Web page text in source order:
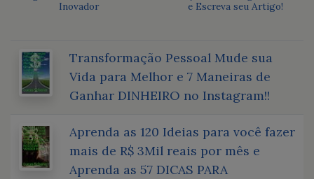
Inovador
e Escreva seu Artigo!
Transformação Pessoal Mude sua
Vida para Melhor e 7 Maneiras de
Ganhar DINHEIRO no Instagram!!
Aprenda as 120 Ideias para você fazer
mais de R$ 3Mil reais por mês e
Aprenda as 57 DICAS PARA